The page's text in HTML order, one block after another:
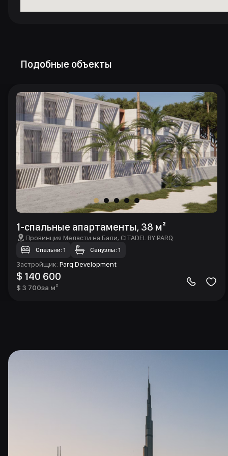
Подобные объекты
1-спальные апартаменты, 38 м²
Провинция Меласти на Бали, CITADEL BY PARQ
Спальни: 1 Санузлы: 1
Застройщик: Parq Development
$ 140 600
$ 3 700за м²